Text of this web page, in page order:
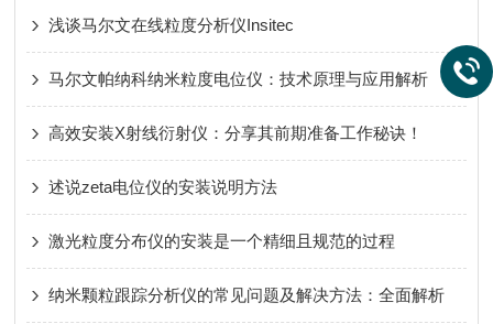
浅谈马尔文在线粒度分析仪Insitec
马尔文帕纳科纳米粒度电位仪：技术原理与应用解析
高效安装X射线衍射仪：分享其前期准备工作秘诀！
述说zeta电位仪的安装说明方法
激光粒度分布仪的安装是一个精细且规范的过程
纳米颗粒跟踪分析仪的常见问题及解决方法：全面解析